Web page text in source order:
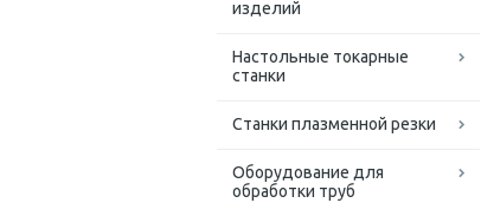
изделий
Настольные токарные
станки
Станки плазменной резки
Оборудование для
обработки труб